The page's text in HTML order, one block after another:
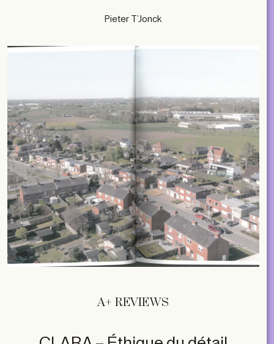
Pieter T’Jonck
A+ REVIEWS
subscribe
LIBRARY
MAGAZINES
ACCOUNT
SHOP
SUBSCRIBE
NL
EN
Privacybeleid